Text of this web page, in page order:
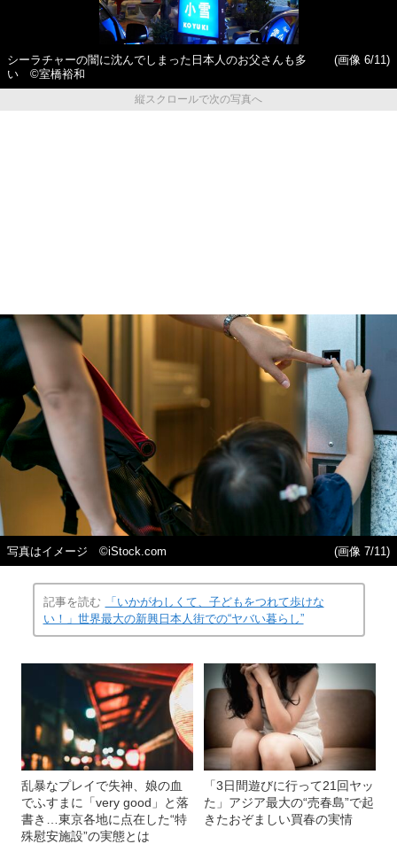
シーラチャーの闇に沈んでしまった日本人のお父さんも多
い ©室橋裕和
(画像 6/11)
縦スクロールで次の写真へ
写真はイメージ ©️iStock.com (画像 7/11)
記事を読む
「いかがわしくて、子どもをつれて歩けな
い！」世界最大の新興日本人街での“ヤバい暮らし”
乱暴なプレイで失神、娘の血
でふすまに「very good」と落
書き…東京各地に点在した“特
殊慰安施設”の実態とは
「3日間遊びに行って21回ヤッ
た」アジア最大の“売春島”で起
きたおぞましい買春の実情